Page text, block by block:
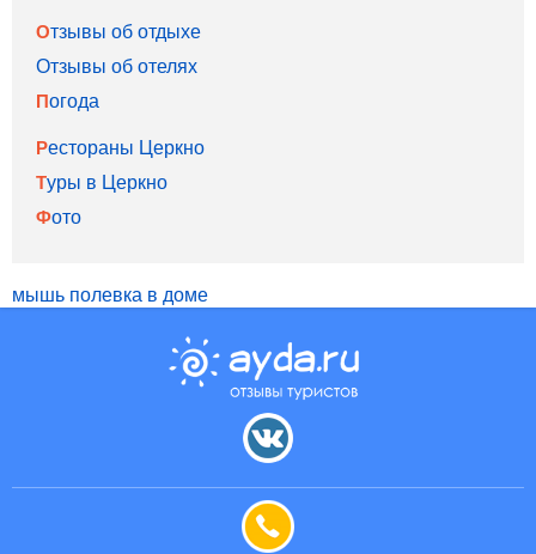
Отзывы об отдыхе
Отзывы об отелях
Погода
Рестораны Церкно
Туры в Церкно
Фото
мышь полевка в доме